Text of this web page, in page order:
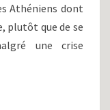
Athéniens dont
plutôt que de se
une crise
SUITE